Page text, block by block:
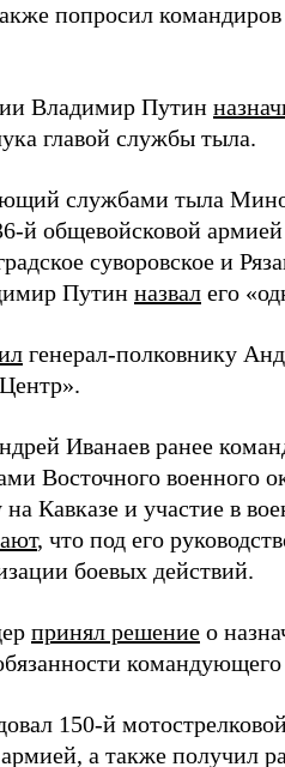
попросил
Владимир Путин
главой службы тыла.
службами тыла
й общевойсковой
суворовское и
Путин назвал его
генерал-полковнику
Иванаев ранее
Восточного военного
Кавказе и участие в
, что под его
боевых действий.
принял решение о
командующего
150-й
а также получил